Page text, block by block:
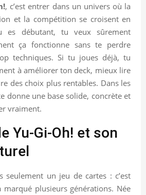
, c’est entrer dans un univers où la
et la compétition se croisent en
es débutant, tu veux sûrement
ça fonctionne sans te perdre
techniques. Si tu joues déjà, tu
à améliorer ton deck, mieux lire
des choix plus rentables. Dans les
donne une base solide, concrète et
vraiment.
Yu-Gi-Oh! et son
seulement un jeu de cartes : c’est
plusieurs générations. Née